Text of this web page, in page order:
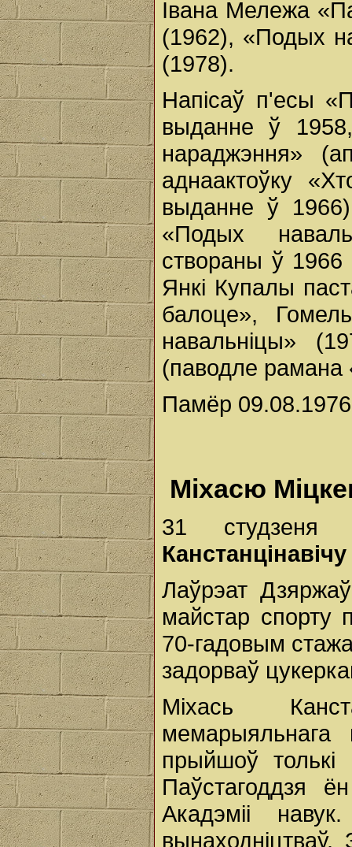
Івана Мележа
(1962), «Подых
(1978).
Напісаў п'есы
выданне ў
нараджэння»
аднаактоўку
выданне ў
«Подых
створаны ў 1966
Янкі Купалы
балоце»,
навальніцы»
(паводле рамана
Памёр 09.08.1976
Міхасю
31
Канстанцінавічу
Лаўрэат
майстар спорту
70-гадовым
задорваў
Міхась
прыйшоў
Паўстагоддзя
Акадэміі
вынаходніцтваў.